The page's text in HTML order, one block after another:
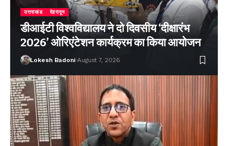
उत्तराखंड देहरादून
डीआईटी विश्वविद्यालय ने दो दिवसीय ‘दीक्षारंभ
2026’ ओरिएंटेशन कार्यक्रम का किया आयोजन
Lokesh Badoni August 7, 2026